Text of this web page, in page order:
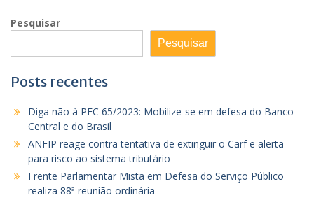
Pesquisar
Pesquisar
Posts recentes
Diga não à PEC 65/2023: Mobilize-se em defesa do Banco
Central e do Brasil
ANFIP reage contra tentativa de extinguir o Carf e alerta
para risco ao sistema tributário
Frente Parlamentar Mista em Defesa do Serviço Público
realiza 88ª reunião ordinária